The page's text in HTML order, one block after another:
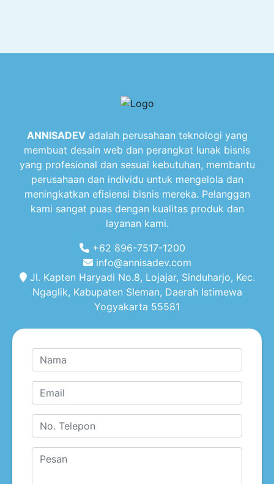
ANNISADEVadalah perusahaan teknologi yang
membuat desain web dan perangkat lunak bisnis
yang profesional dan sesuai kebutuhan, membantu
perusahaan dan individu untuk mengelola dan
meningkatkan efisiensi bisnis mereka. Pelanggan
kami sangat puas dengan kualitas produk dan
layanan kami.
+62 896-7517-1200
info@annisadev.com
Jl. Kapten Haryadi No.8, Lojajar, Sinduharjo, Kec.
Ngaglik, Kabupaten Sleman, Daerah Istimewa
Yogyakarta 55581